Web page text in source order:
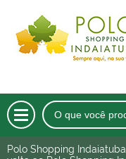
Polo Shopping Indaiatuba